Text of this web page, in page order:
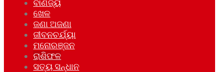
ବାଣିଜ୍ୟ
ଖେଳ
ଜଣା ଅଜଣା
ଜୀବନଚର୍ଯ୍ୟା
ମନୋରଞ୍ଜନ
ରାଶିଫଳ
ସତ୍ୟ ସନ୍ଧାନ